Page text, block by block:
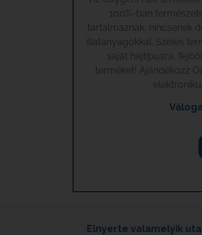
100%-ban
tartalmaznak, nincsenek
illatanyagokkal. Széles
saját hajtípusra,
terméket! Ajándékozz
Elnyerte valamelyik